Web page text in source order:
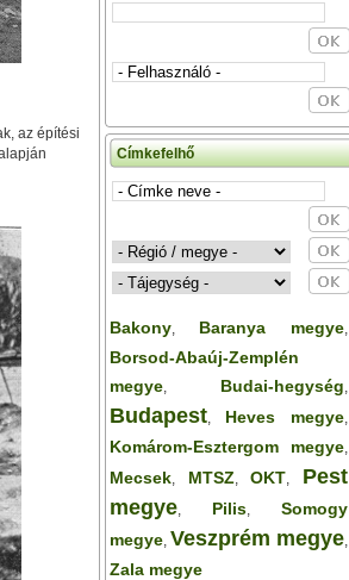
az építési
Címkefelhő
Bakony, Baranya megye,
Borsod-Abaúj-Zemplén
megye, Budai-hegység,
Budapest, Heves megye,
Komárom-Esztergom megye,
Mecsek, MTSZ,OKT, Pest
megye, Pilis, Somogy
megye, Veszprém megye,
Zala megye